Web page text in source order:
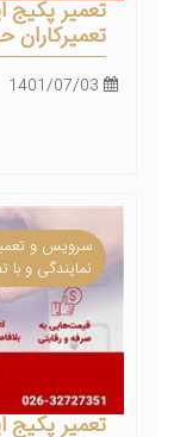
تعمیر پکیج
سرویس و تعمیر
نمایندگی و
تعمیر پکیج